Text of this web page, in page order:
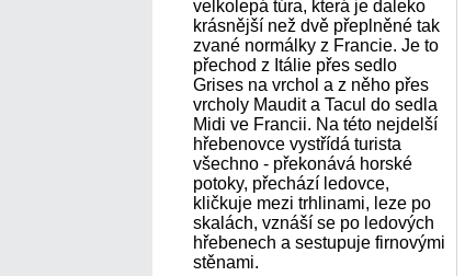
velkolepá túra, která je daleko
krásnější než dvě přeplněné tak
zvané normálky z Francie. Je to
přechod z Itálie přes sedlo
Grises na vrchol a z něho přes
vrcholy Maudit a Tacul do sedla
Midi ve Francii. Na této nejdelší
hřebenovce vystřídá turista
všechno - překonává horské
potoky, přechází ledovce,
kličkuje mezi trhlinami, leze po
skalách, vznáší se po ledových
hřebenech a sestupuje firnovými
stěnami.